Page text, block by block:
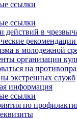
ссылки
ссылки
действий в
в молодежной
организации
на
экстренных служб
информация
ссылки
по